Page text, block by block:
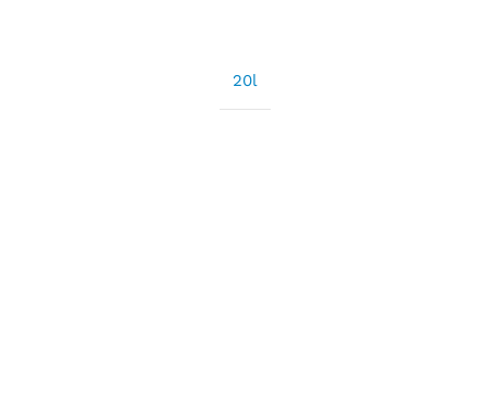
20l